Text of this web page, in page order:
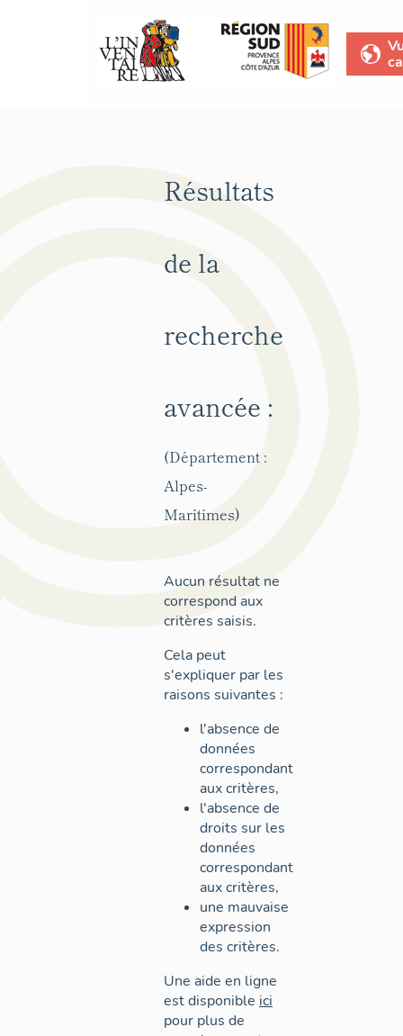
Résultats
de la
recherche
avancée :
(Département :
Alpes-
Maritimes)
Aucun résultat ne
correspond aux
critères saisis.
Cela peut
s'expliquer par les
raisons suivantes :
l'absence de
données
correspondant
aux critères,
l'absence de
droits sur les
données
correspondant
aux critères,
une mauvaise
expression
des critères.
Une aide en ligne
est disponible ici
pour plus de